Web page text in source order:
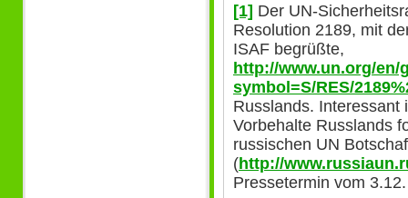
[1] Der UN-
Resolution 2189, mit
ISAF begrüßte,
http://www.un.org/en/
symbol=S/RES/
Russlands. Interessant
Vorbehalte Russlands
russischen UN
(http://
Pressetermin vom 3.12.